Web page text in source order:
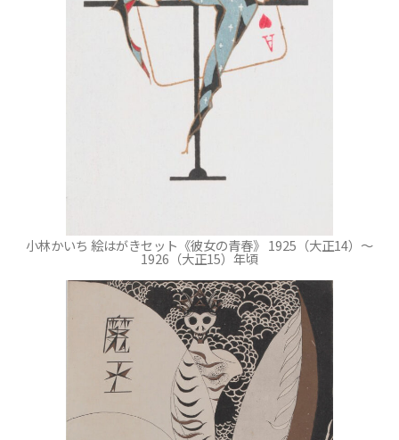
小林かいち 絵はがきセット《彼女の青春》 1925（大正14）～
1926（大正15）年頃